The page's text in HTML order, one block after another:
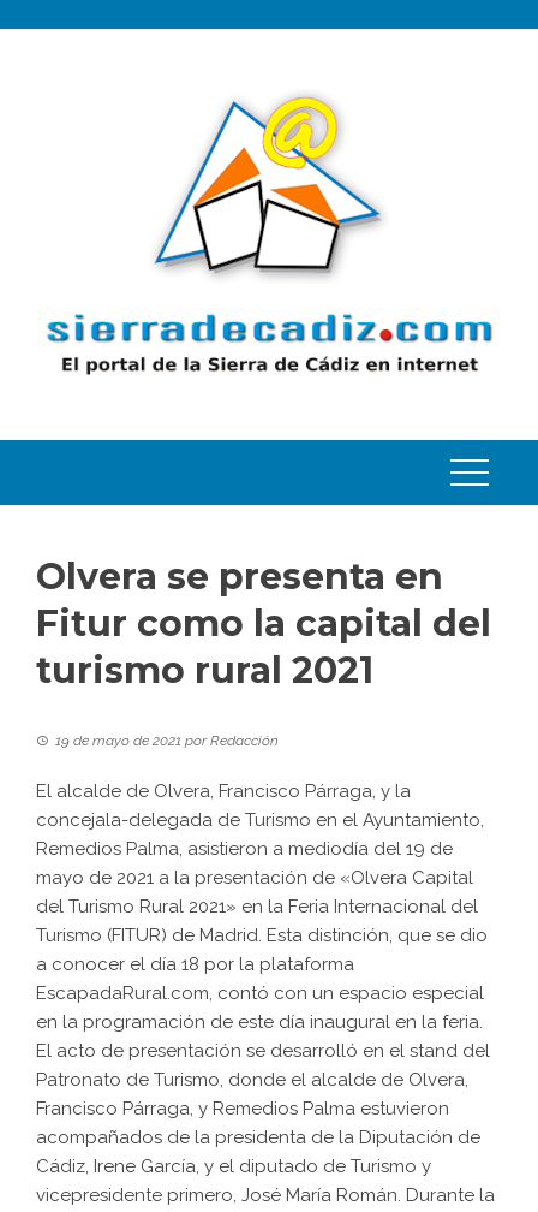
Olvera se presenta en
Fitur como la capital del
turismo rural 2021
19 de mayo de 2021 porRedacción
El alcalde de Olvera, Francisco Párraga, y la
concejala-delegada de Turismo en el Ayuntamiento,
Remedios Palma, asistieron a mediodía del 19 de
mayo de 2021 a la presentación de «Olvera Capital
del Turismo Rural 2021» en la Feria Internacional del
Turismo (FITUR) de Madrid. Esta distinción, que se dio
a conocer el día 18 por la plataforma
EscapadaRural.com, contó con un espacio especial
en la programación de este día inaugural en la feria.
El acto de presentación se desarrolló en el stand del
Patronato de Turismo, donde el alcalde de Olvera,
Francisco Párraga, y Remedios Palma estuvieron
acompañados de la presidenta de la Diputación de
Cádiz, Irene García, y el diputado de Turismo y
vicepresidente primero, José María Román. Durante la